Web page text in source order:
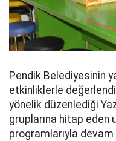
Pendik Belediyesinin
etkinliklerle
yönelik düzenlediği
gruplarına hitap eden
programlarıyla